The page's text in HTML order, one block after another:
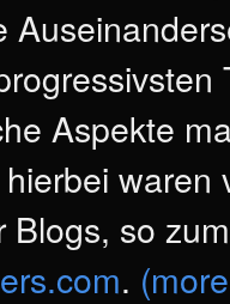
Aspekte
Blogs, so
.